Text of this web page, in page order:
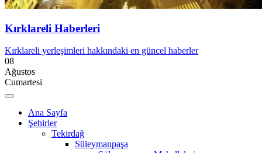
Kırklareli Haberleri
Kırklareli yerleşimleri hakkındaki en güncel haberler
08
Ağustos
Cumartesi
Ana Sayfa
Şehirler
Tekirdağ
Süleymanpaşa